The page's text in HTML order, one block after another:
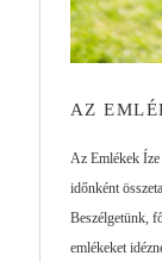
AZ
Az Emlékek
időnként
Beszélgetünk,
emlékeket